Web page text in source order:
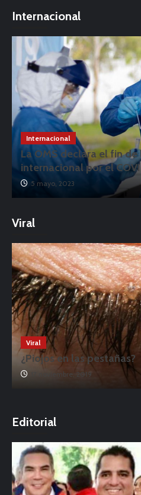
Internacional
Internacional
La OMS declara el fin
internacional por el
5 mayo, 2023
Viral
Viral
¿Piojos en las pestañas?
17 noviembre, 2019
Editorial